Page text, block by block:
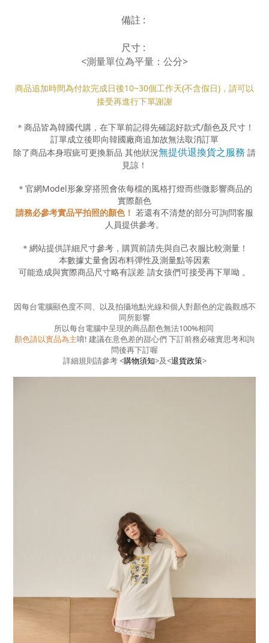
備註 :
尺寸 :
<測量單位為平量：公分>
商品追加時間為付款完成日後10~30個工作天(不含假日)，請可以
接受再進行下單謝謝
＊商品皆為韓國代購，在下單前記得先確認好款式/顏色及尺寸！
訂單成立後即向韓國廠商追加故無法取消訂單
除了商品本身瑕疵可更換新品 其他狀況無提供退換貨之服務 請
見諒！
＊官網Model形象穿搭照會依每檔的風格打燈而些微影響商品的
實際顏色
請務必參考實品平拍照的顏色！ 若還有不清楚的部分可詢問客服
人員提供參考。
＊網站提供詳細尺寸參考，購買前請先與自己衣服比較測量！
本數據丈量會因布料彈性及測量點等因素
可能造成與實際商品尺寸略有誤差 請女孩們可接受再下單呦 。
因每台電腦顯色度不同、以及拍攝地點光線和個人對顏色的定義觀感不
同所影響
所以每台電腦中呈現的商品顏色無法100%相同
顏色請以實品為主唷! 建議在意色差的甜心們 下訂前務必確實思考和詢
問後再下訂喔
詳細規則請參考<購物須知>及<退貨政策>